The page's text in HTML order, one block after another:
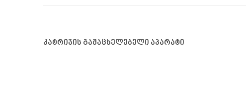
კატრიჯის გამაცხელებელი აპარატი